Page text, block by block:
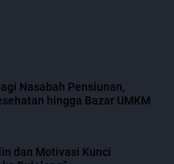
Nasabah Pensiunan,
hingga Bazar UMKM
dan Motivasi Kunci